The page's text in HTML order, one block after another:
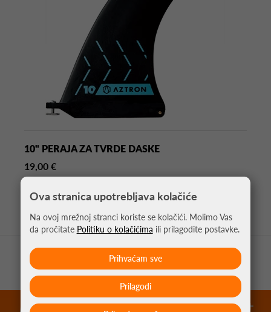
10" PERAJA ZA TVRDE DASKE
19,00 €
garantirano najniže cijene
Ova stranica upotrebljava kolačiće
Na ovoj mrežnoj stranci koriste se kolačići. Molimo Vas
da pročitate Politiku o kolačićima ili prilagodite postavke.
Prilagodi
Prihvaćam sve